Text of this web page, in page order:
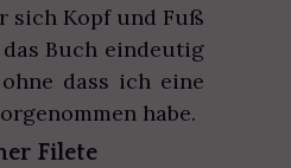
sich Kopf und Fuß
Buch eindeutig
dass ich eine
habe.
Filete